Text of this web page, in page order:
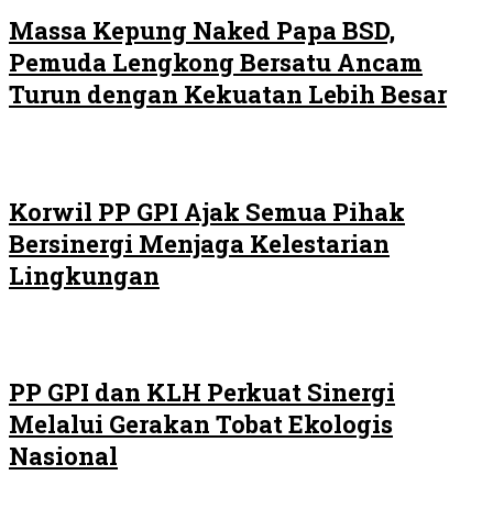
Massa Kepung Naked Papa BSD,
Pemuda Lengkong Bersatu Ancam
Turun dengan Kekuatan Lebih Besar
Korwil PP GPI Ajak Semua Pihak
Bersinergi Menjaga Kelestarian
Lingkungan
PP GPI dan KLH Perkuat Sinergi
Melalui Gerakan Tobat Ekologis
Nasional